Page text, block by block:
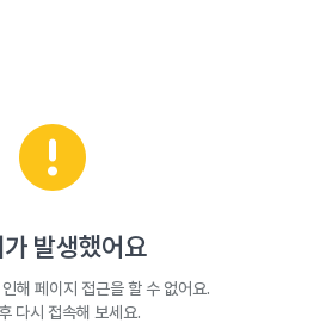
발생했어요
해 페이지 접근을 할 수 없어요.
다시 접속해 보세요.